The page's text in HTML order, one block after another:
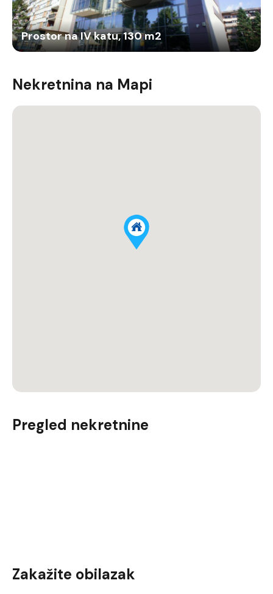
Prostor na IV katu, 130 m2
Nekretnina na Mapi
Pregled nekretnine
Zakažite obilazak